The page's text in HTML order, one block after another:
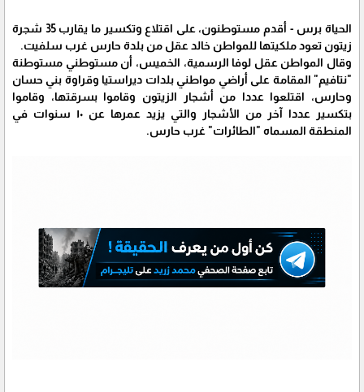
الحياة برس - أقدم مستوطنون، على اقتلاع وتكسير ما يقارب 35 شجرة
زيتون تعود ملكيتها للمواطن خالد عقل من بلدة حارس غرب سلفيت.
وقال المواطن عقل لوفا الرسمية، الخميس، أن مستوطني مستوطنة
"نتافيم" المقامة على أراضي مواطني بلدات ديراستيا وقراوة بني حسان
وحارس، اقتلعوا عددا من أشجار الزيتون وقاموا بسرقتها، وقاموا
بتكسير عددا آخر من الأشجار والتي يزيد عمرها عن ١٠ سنوات في
المنطقة المسماه "الطائرات" غرب حارس.